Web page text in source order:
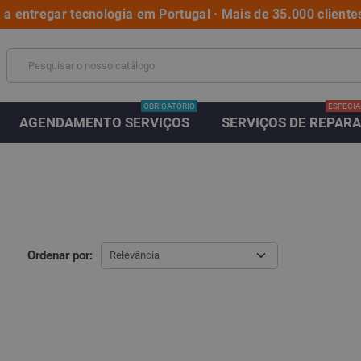
a entregar tecnologia em Portugal · Mais de 35.000
AGENDAMENTO SERVIÇOS
OBRIGATÓRIO
SERVIÇOS DE
Ordenar por: Relevância